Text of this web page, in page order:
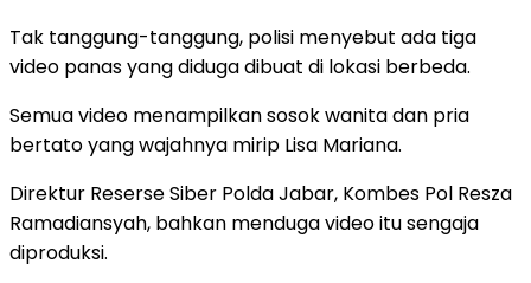
Tak tanggung-tanggung, polisi menyebut ada tiga
video panas yang diduga dibuat di lokasi berbeda.
Semua video menampilkan sosok wanita dan pria
bertato yang wajahnya mirip Lisa Mariana.
Direktur Reserse Siber Polda Jabar, Kombes Pol Resza
Ramadiansyah, bahkan menduga video itu sengaja
diproduksi.